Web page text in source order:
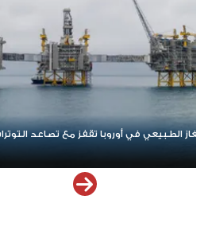
المالي للإخوان في مرمى الاتهام.. كيف